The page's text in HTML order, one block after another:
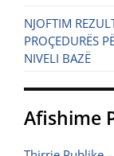
NJOFTIM
PROÇEDURËS
NIVELI BAZË
Afishime